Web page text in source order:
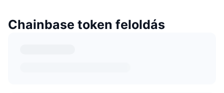
Chainbase token feloldás